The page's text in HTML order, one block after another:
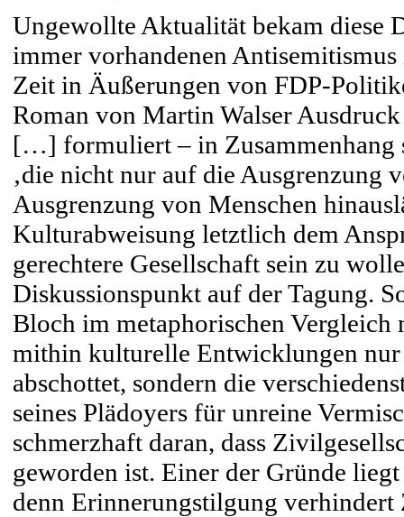
Ungewollte Aktualität bekam diese
immer vorhandenen
Zeit in Äußerungen von FDP-
Roman von Martin Walser
[…] formuliert – in Zusammenhang
‚die nicht nur auf die Ausgrenzung
Ausgrenzung von Menschen
Kulturabweisung letztlich dem
gerechtere Gesellschaft sein zu
Diskussionspunkt auf der Tagung.
Bloch im metaphorischen Vergleich
mithin kulturelle Entwicklungen
abschottet, sondern die
seines Plädoyers für unreine
schmerzhaft daran, dass
geworden ist. Einer der Gründe
denn Erinnerungstilgung